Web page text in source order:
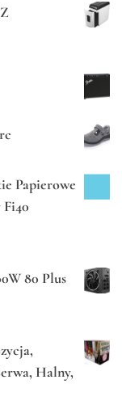
Papierowe
Fi40
80 Plus
Halny,